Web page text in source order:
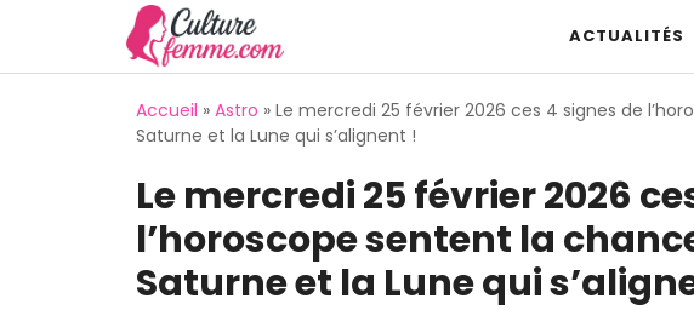
ACTUALITÉS
Accueil » Astro » Le mercredi 25 février 2026 ces 4 signes de
Saturne et la Lune qui s’alignent !
Le mercredi 25 février 2026
l’horoscope sentent la
Saturne et la Lune qui